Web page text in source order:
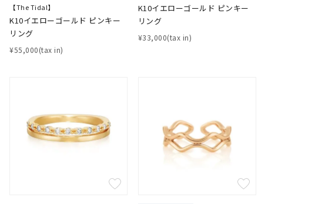
【The Tidal】
K10イエローゴールド ピンキー
リング
¥55,000(tax in)
K10イエローゴールド ピンキー
リング
¥33,000(tax in)